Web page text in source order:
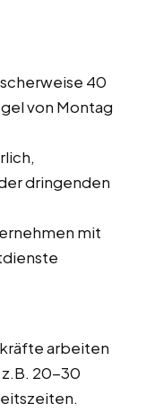
40
von Montag
dringenden
mit
arbeiten
20-30